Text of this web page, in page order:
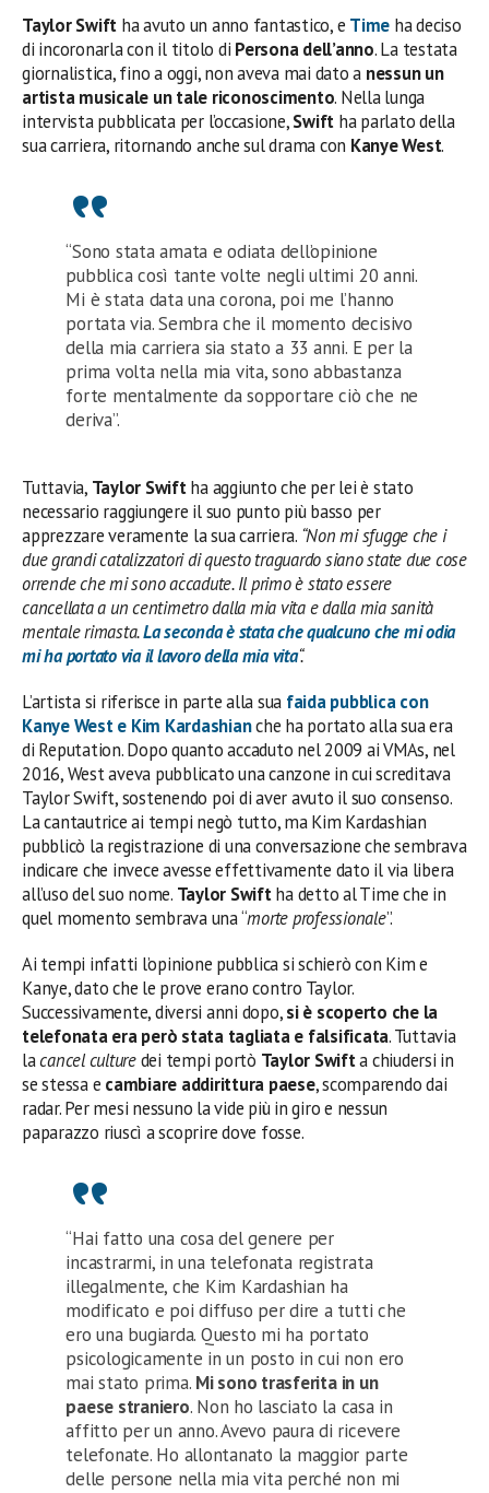
Taylor Swift ha avuto un anno fantastico, e Time ha deciso
di incoronarla con il titolo di Persona dell’anno. La testata
giornalistica, fino a oggi, non aveva mai dato a nessun un
artista musicale un tale riconoscimento. Nella lunga
intervista pubblicata per l’occasione,Swift ha parlato della
sua carriera, ritornando anche sul drama con Kanye West.
“Sono stata amata e odiata dell’opinione
pubblica così tante volte negli ultimi 20 anni.
Mi è stata data una corona, poi me l’hanno
portata via. Sembra che il momento decisivo
della mia carriera sia stato a 33 anni. E per la
prima volta nella mia vita, sono abbastanza
forte mentalmente da sopportare ciò che ne
deriva”.
Tuttavia, Taylor Swiftha aggiunto che per lei è stato
necessario raggiungere il suo punto più basso per
apprezzare veramente la sua carriera. “Non mi sfugge che i
due grandi catalizzatori di questo traguardo siano state due cose
orrende che mi sono accadute. Il primo è stato essere
cancellata a un centimetro dalla mia vita e dalla mia sanità
mentale rimasta.La seconda è stata che qualcuno che mi odia
mi ha portato via il lavoro della mia vita“.
L’artista si riferisce in parte alla sua faida pubblica con
Kanye West e Kim Kardashianche ha portato alla sua era
di Reputation. Dopo quanto accaduto nel 2009 ai VMAs, nel
2016, West aveva pubblicato una canzone in cui screditava
Taylor Swift, sostenendo poi di aver avuto il suo consenso.
La cantautrice ai tempi negò tutto, ma Kim Kardashian
pubblicò la registrazione di una conversazione che sembrava
indicare che invece avesse effettivamente dato il via libera
all’uso del suo nome. Taylor Swiftha detto al Time che in
quel momento sembrava una “morte professionale”.
Ai tempi infatti l’opinione pubblica si schierò con Kim e
Kanye, dato che le prove erano contro Taylor.
Successivamente, diversi anni dopo,si è scoperto che la
telefonata era però stata tagliata e falsificata. Tuttavia
lacancel culturedei tempi portò Taylor Swifta chiudersi in
se stessa e cambiare addirittura paese, scomparendo dai
radar. Per mesi nessuno la vide più in giro e nessun
paparazzo riuscì a scoprire dove fosse.
“Hai fatto una cosa del genere per
incastrarmi, in una telefonata registrata
illegalmente, che Kim Kardashian ha
modificato e poi diffuso per dire a tutti che
ero una bugiarda. Questo mi ha portato
psicologicamente in un posto in cui non ero
mai stato prima. Mi sono trasferita in un
paese straniero. Non ho lasciato la casa in
affitto per un anno. Avevo paura di ricevere
telefonate. Ho allontanato la maggior parte
delle persone nella mia vita perché non mi